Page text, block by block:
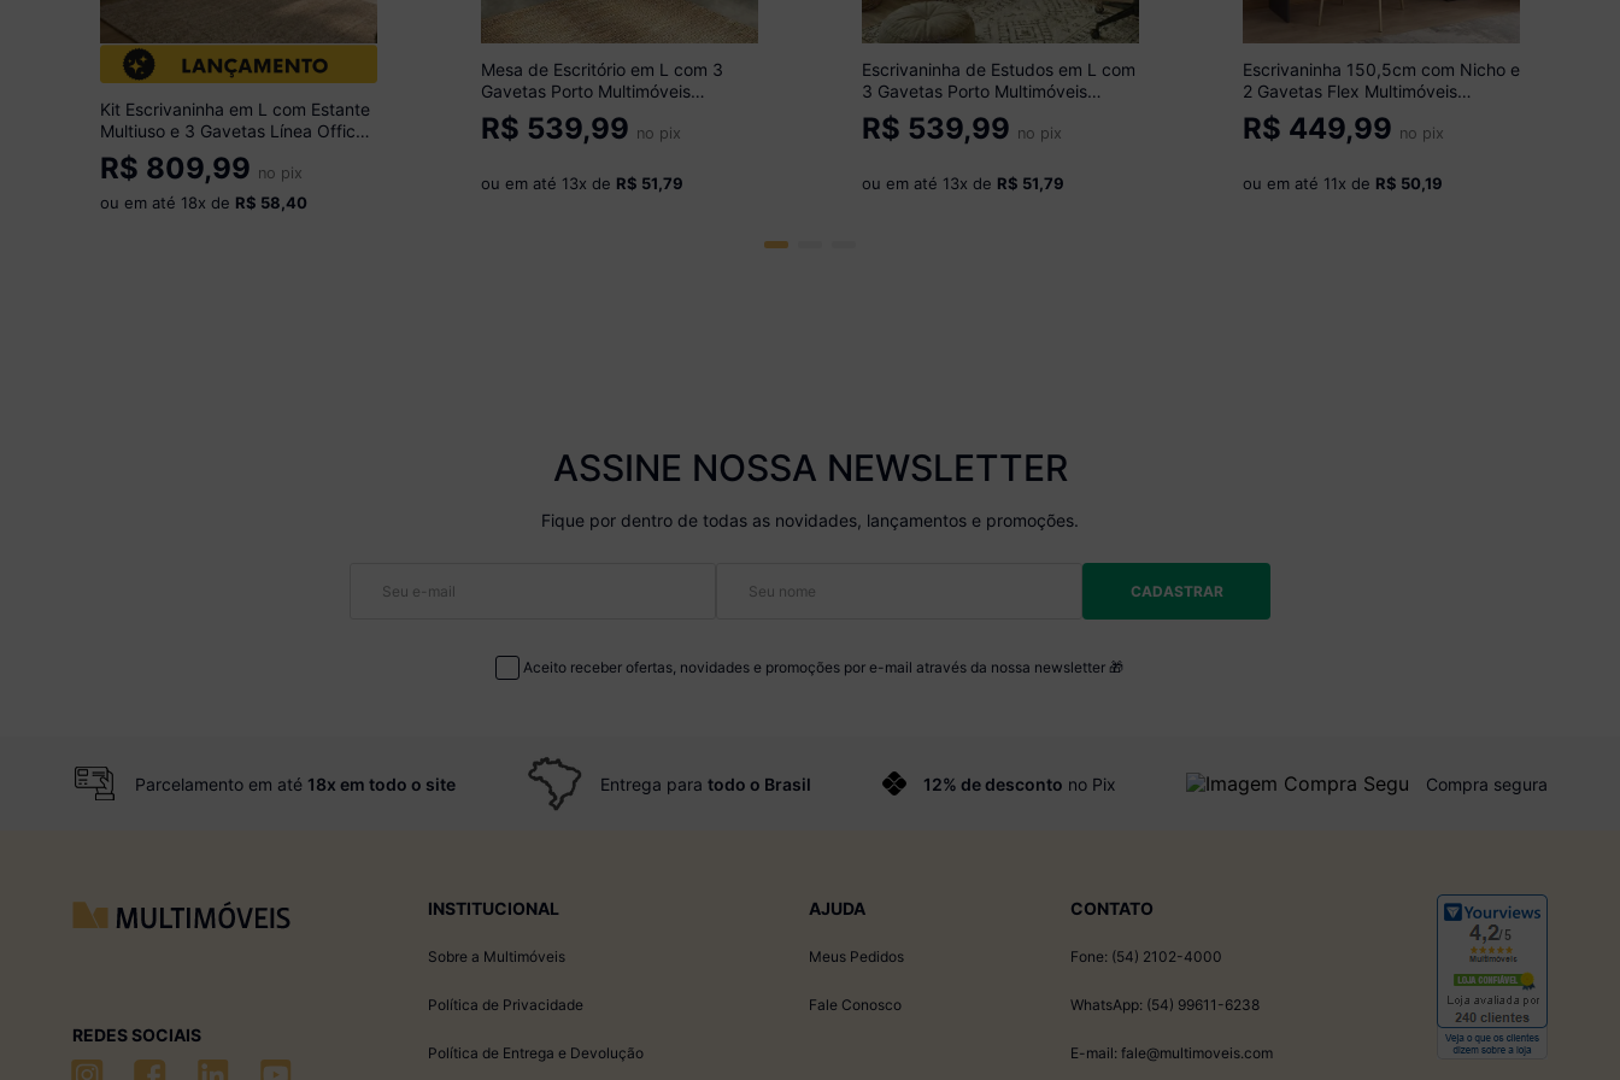
Kit Escrivaninha em L com Estante
Multiuso e 3 Gavetas Línea Office
Multimóveis MP6081 Branco
R$ 809,99 no pix
ou em até 18x de R$ 58,40
Mesa de Escritório em L com 3
Gavetas Porto Multimóveis
MP6046 Madeirado/Preto
R$ 539,99 no pix
ou em até 13x de R$ 51,79
Escrivaninha de Estudos em L com
3 Gavetas Porto Multimóveis
MP6045 Madeirado/Preto
R$ 539,99 no pix
ou em até 13x de R$ 51,79
Escrivaninha 150,5cm com Nicho e
2 Gavetas Flex Multimóveis
MP6035 Preto
R$ 449,99 no pix
ou em até 11x de R$ 50,19
ASSINE NOSSA NEWSLETTER
Fique por dentro de todas as novidades, lançamentos e promoções.
CADASTRAR
Aceito receber ofertas, novidades e promoções por e-mail através da nossa newsletter 🎁
Parcelamento em até 18x em todo o site Entrega paratodo o Brasil 12% de desconto no Pix Compra segura
REDES SOCIAIS
INSTITUCIONAL
Sobre a Multimóveis
Política de Privacidade
Política de Entrega e Devolução
AJUDA
Meus Pedidos
Fale Conosco
CONTATO
Fone: (54) 2102-4000
WhatsApp: (54) 99611-6238
E-mail: fale@multimoveis.com